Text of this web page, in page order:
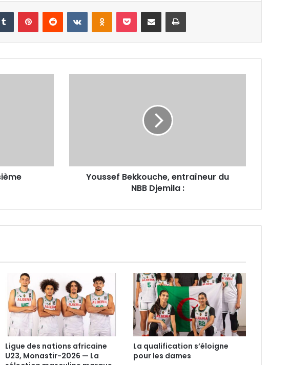
Tumblr PinterestReddit VKontakteOdnoklassniki
Pocket Partager par email Imprimer
Youssef Bekkouche, entraîneur du
NBB Djemila :
Ligue des nations africaine
U23, Monastir-2026 — La
La qualification s’éloigne
pour les dames